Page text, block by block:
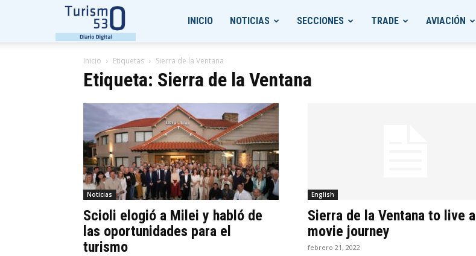
INICIO NOTICIAS SECCIONES TRADE AVIACIÓN
Inicio Etiquetas Sierra de la Ventana
Etiqueta: Sierra de la Ventana
Noticias
Scioli elogió a Milei y habló de
las oportunidades para el
turismo
English
Sierra de la Ventana to live a
movie journey
febrero 21, 2022